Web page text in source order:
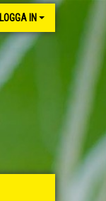
LOGGA IN